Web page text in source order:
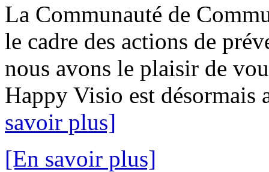
La Communauté de
le cadre des actions de
nous avons le plaisir de
Happy Visio est désormais
savoir plus]
[En savoir plus]